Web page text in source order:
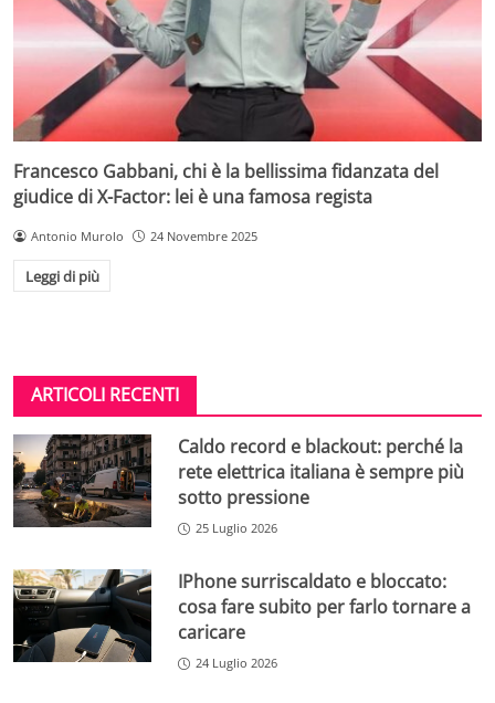
Francesco Gabbani, chi è la bellissima fidanzata del
giudice di X-Factor: lei è una famosa regista
Antonio Murolo 24 Novembre 2025
Leggi di più
ARTICOLI RECENTI
Caldo record e blackout: perché la
rete elettrica italiana è sempre più
sotto pressione
25 Luglio 2026
IPhone surriscaldato e bloccato:
cosa fare subito per farlo tornare a
caricare
24 Luglio 2026